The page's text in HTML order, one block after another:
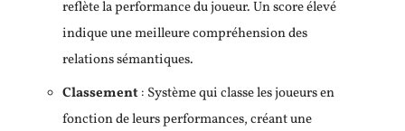
reflète la performance du joueur. Un score élevé
indique une meilleure compréhension des
relations sémantiques.
Classement: Système qui classe les joueurs en
fonction de leurs performances, créant une